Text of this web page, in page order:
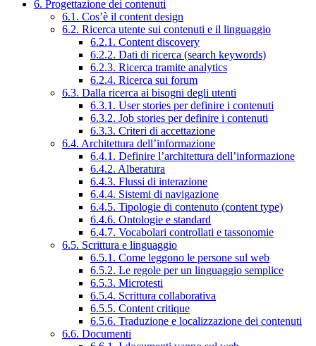
6. Progettazione dei contenuti
6.1. Cos’è il content design
6.2. Ricerca utente sui contenuti e il linguaggio
6.2.1. Content discovery
6.2.2. Dati di ricerca (search keywords)
6.2.3. Ricerca tramite analytics
6.2.4. Ricerca sui forum
6.3. Dalla ricerca ai bisogni degli utenti
6.3.1. User stories per definire i contenuti
6.3.2. Job stories per definire i contenuti
6.3.3. Criteri di accettazione
6.4. Architettura dell’informazione
6.4.1. Definire l’architettura dell’informazione
6.4.2. Alberatura
6.4.3. Flussi di interazione
6.4.4. Sistemi di navigazione
6.4.5. Tipologie di contenuto (content type)
6.4.6. Ontologie e standard
6.4.7. Vocabolari controllati e tassonomie
6.5. Scrittura e linguaggio
6.5.1. Come leggono le persone sul web
6.5.2. Le regole per un linguaggio semplice
6.5.3. Microtesti
6.5.4. Scrittura collaborativa
6.5.5. Content critique
6.5.6. Traduzione e localizzazione dei contenuti
6.6. Documenti